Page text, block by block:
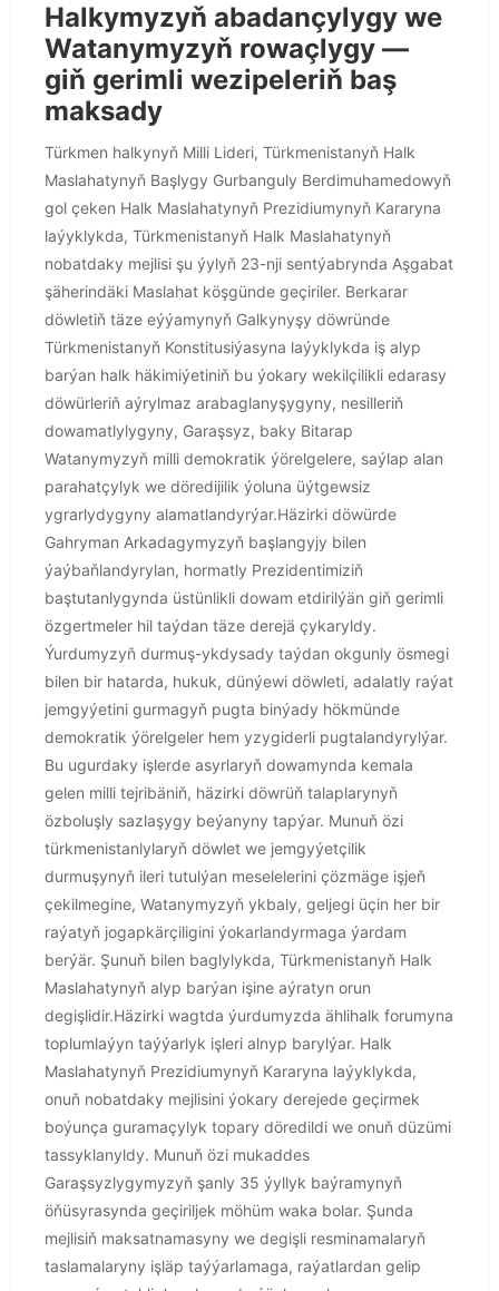
Halkymyzyň abadançylygy we
Watanymyzyň rowaçlygy —
giň gerimli wezipeleriň baş
maksady
Türkmen halkynyň Milli Lideri, Türkmenistanyň Halk
Maslahatynyň Başlygy Gurbanguly Berdimuhamedowyň
gol çeken Halk Maslahatynyň Prezidiumynyň Kararyna
laýyklykda, Türkmenistanyň Halk Maslahatynyň
nobatdaky mejlisi şu ýylyň 23-nji sentýabrynda Aşgabat
şäherindäki Maslahat köşgünde geçiriler. Berkarar
döwletiň täze eýýamynyň Galkynyşy döwründe
Türkmenistanyň Konstitusiýasyna laýyklykda iş alyp
barýan halk häkimiýetiniň bu ýokary wekilçilikli edarasy
döwürleriň aýrylmaz arabaglanyşygyny, nesilleriň
dowamatlylygyny, Garaşsyz, baky Bitarap
Watanymyzyň milli demokratik ýörelgelere, saýlap alan
parahatçylyk we döredijilik ýoluna üýtgewsiz
ygrarlydygyny alamatlandyrýar.Häzirki döwürde
Gahryman Arkadagymyzyň başlangyjy bilen
ýaýbaňlandyrylan, hormatly Prezidentimiziň
baştutanlygynda üstünlikli dowam etdirilýän giň gerimli
özgertmeler hil taýdan täze derejä çykaryldy.
Ýurdumyzyň durmuş-ykdysady taýdan okgunly ösmegi
bilen bir hatarda, hukuk, dünýewi döwleti, adalatly raýat
jemgyýetini gurmagyň pugta binýady hökmünde
demokratik ýörelgeler hem yzygiderli pugtalandyrylýar.
Bu ugurdaky işlerde asyrlaryň dowamynda kemala
gelen milli tejribäniň, häzirki döwrüň talaplarynyň
özboluşly sazlaşygy beýanyny tapýar. Munuň özi
türkmenistanlylaryň döwlet we jemgyýetçilik
durmuşynyň ileri tutulýan meselelerini çözmäge işjeň
çekilmegine, Watanymyzyň ykbaly, geljegi üçin her bir
raýatyň jogapkärçiligini ýokarlandyrmaga ýardam
berýär. Şunuň bilen baglylykda, Türkmenistanyň Halk
Maslahatynyň alyp barýan işine aýratyn orun
degişlidir.Häzirki wagtda ýurdumyzda ählihalk forumyna
toplumlaýyn taýýarlyk işleri alnyp barylýar. Halk
Maslahatynyň Prezidiumynyň Kararyna laýyklykda,
onuň nobatdaky mejlisini ýokary derejede geçirmek
boýunça guramaçylyk topary döredildi we onuň düzümi
tassyklanyldy. Munuň özi mukaddes
Garaşsyzlygymyzyň şanly 35 ýyllyk baýramynyň
öňüsyrasynda geçiriljek möhüm waka bolar. Şunda
mejlisiň maksatnamasyny we degişli resminamalaryň
taslamalaryny işläp taýýarlamaga, raýatlardan gelip